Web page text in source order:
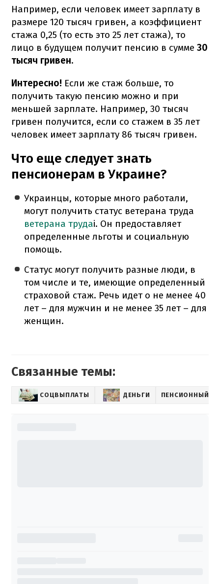
Например, если человек имеет зарплату в
размере 120 тысяч гривен, а коэффициент
стажа 0,25 (то есть это 25 лет стажа), то
лицо в будущем получит пенсию в сумме 30
тысяч гривен.
Интересно! Если же стаж больше, то
получить такую пенсию можно и при
меньшей зарплате. Например, 30 тысяч
гривен получится, если со стажем в 35 лет
человек имеет зарплату 86 тысяч гривен.
Что еще следует знать
пенсионерам в Украине?
Украинцы, которые много работали,
могут получить статус ветерана труда
ветерана трудаі. Он предоставляет
определенные льготы и социальную
помощь.
Статус могут получить разные люди, в
том числе и те, имеющие определенный
страховой стаж. Речь идет о не менее 40
лет – для мужчин и не менее 35 лет – для
женщин.
Связанные темы:
СОЦВЫПЛАТЫ ДЕНЬГИ ПЕНСИОННЫЙ